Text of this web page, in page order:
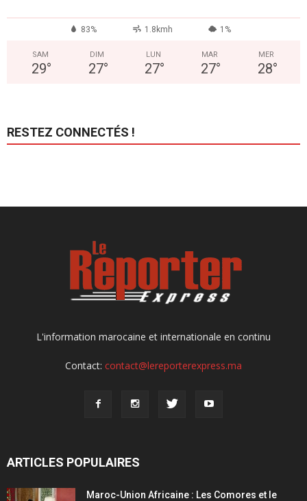
83% 1.8kmh 1%
SAM
29°
DIM
27°
LUN
27°
MAR
27°
MER
28°
RESTEZ CONNECTÉS !
L'information marocaine et internationale en continu
Contact: contact@lereporterexpress.ma
ARTICLES POPULAIRES
Maroc-Union Africaine : Les Comores et le